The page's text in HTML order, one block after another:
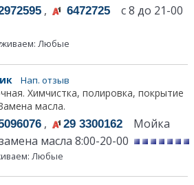
, 6472725 с 8 до 21-00
Любые
Нап. отзыв
Химчистка, полировка, покрытие
масла.
, 29 3300162 Мойка
масла 8:00-20-00
Любые